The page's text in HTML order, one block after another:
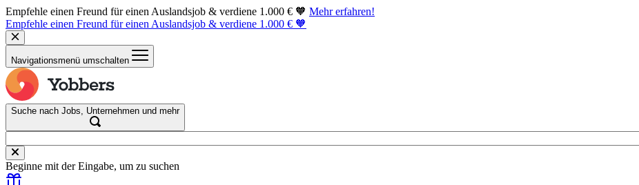
Empfehle einen Freund für einen Auslandsjob & verdiene 1.000 € 🧡 Mehr erfahren!
Empfehle einen Freund für einen Auslandsjob & verdiene 1.000 € 🧡
Navigationsmenü umschalten
Suche nach Jobs, Unternehmen und mehr
Beginne mit der Eingabe, um zu suchen